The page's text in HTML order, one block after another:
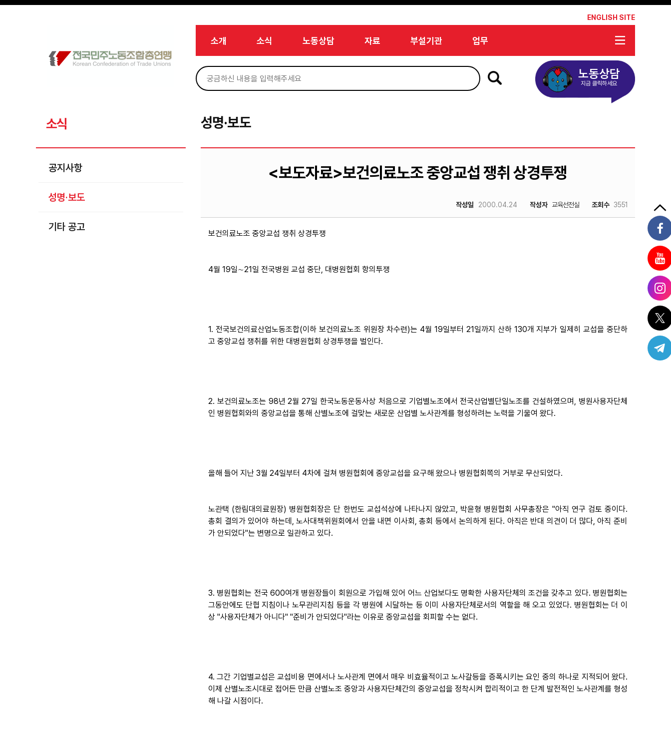
메뉴 건너뛰기
ENGLISH SITE
소개 소식 노동상담 자료 부설기관 업무
노동상담
지금 클릭하세요
소식
공지사항
성명·보도
기타 공고
성명·보도
<보도자료>보건의료노조 중앙교섭 쟁취 상경투쟁
작성일 2000.04.24 작성자 교육선전실 조회수 3551
보건의료노조 중앙교섭 쟁취 상경투쟁
4월 19일∼21일 전국병원 교섭 중단, 대병원협회 항의투쟁
1. 전국보건의료산업노동조합(이하 보건의료노조 위원장 차수련)는 4월 19일부터 21일까지 산하 130개 지부가 일제히 교섭을 중단하
고 중앙교섭 쟁취를 위한 대병원협회 상경투쟁을 벌인다.
2. 보건의료노조는 98년 2월 27일 한국노동운동사상 처음으로 기업별노조에서 전국산업별단일노조를 건설하였으며, 병원사용자단체
인 병원협회와의 중앙교섭을 통해 산별노조에 걸맞는 새로운 산업별 노사관계를 형성하려는 노력을 기울여 왔다.
올해 들어 지난 3월 24일부터 4차에 걸쳐 병원협회에 중앙교섭을 요구해 왔으나 병원협회쪽의 거부로 무산되었다.
노관택 (한림대의료원장) 병원협회장은 단 한번도 교섭석상에 나타나지 않았고, 박윤형 병원협회 사무총장은 "아직 연구 검토 중이다.
총회 결의가 있어야 하는데, 노사대책위원회에서 안을 내면 이사회, 총회 등에서 논의하게 된다. 아직은 반대 의견이 더 많다, 아직 준비
가 안되었다"는 변명으로 일관하고 있다.
3. 병원협회는 전국 600여개 병원장들이 회원으로 가입해 있어 어느 산업보다도 명확한 사용자단체의 조건을 갖추고 있다. 병원협회는
그동안에도 단협 지침이나 노무관리지침 등을 각 병원에 시달하는 등 이미 사용자단체로서의 역할을 해 오고 있었다. 병원협회는 더 이
상 "사용자단체가 아니다" "준비가 안되었다"라는 이유로 중앙교섭을 회피할 수는 없다.
4. 그간 기업별교섭은 교섭비용 면에서나 노사관계 면에서 매우 비효율적이고 노사갈등을 증폭시키는 요인 중의 하나로 지적되어 왔다.
이제 산별노조시대로 접어든 만큼 산별노조 중앙과 사용자단체간의 중앙교섭을 정착시켜 합리적이고 한 단계 발전적인 노사관계를 형성
해 나갈 시점이다.
Sketchbook5, 스케치북5